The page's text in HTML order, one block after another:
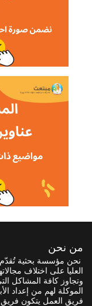
من نحن
نحن مؤسسة بحثية تُقدّم
العليا على اختلاف
وتجاوز كافة المشاكل
الموكلة لهم من إعداد
فريق العمل يتكون فريق